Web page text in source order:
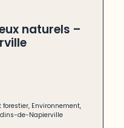
naturels –
forestier, Environnement,
de-Napierville